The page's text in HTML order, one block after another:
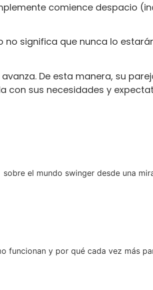
comience despacio
significa que nunca lo
De esta manera, su
con sus necesidades y
el mundo swinger desde una
funcionan y por qué cada vez más